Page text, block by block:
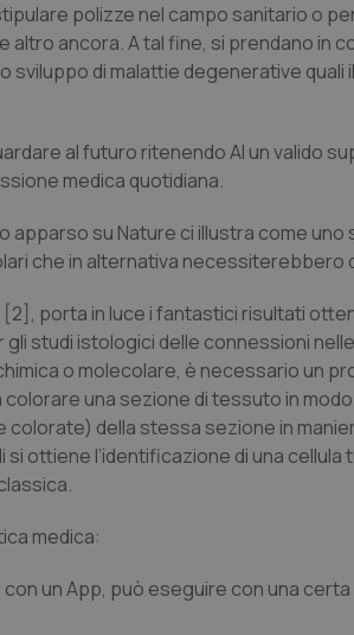
polizze nel campo sanitario o
altro ancora. A tal fine, si prendano in
di malattie degenerative quali
al futuro ritenendo AI un valido
medica quotidiana.
su Nature ci illustra come
che in alternativa necessiterebbero
porta in luce i fantastici risultati
gli studi istologici delle connessioni
o molecolare, è necessario un
una sezione di tessuto in
colorate) della stessa sezione in
ottiene l’identificazione di una
medica:
un App, può eseguire con una